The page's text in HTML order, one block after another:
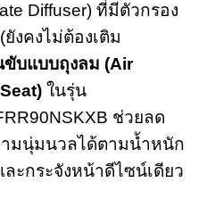
Diffuser) ที่มีตัวกรอง
งคงไม่ต้องเติม
ขับแบบถุงลม (Air
ในรุ่น
ช่วยลด
มนุ่มนวลได้ตามน้ำหนัก
ะกระจังหน้าดีไซน์เดียว